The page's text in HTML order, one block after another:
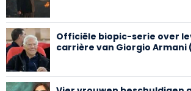
Officiële biopic-serie over
carrière van Giorgio Armani